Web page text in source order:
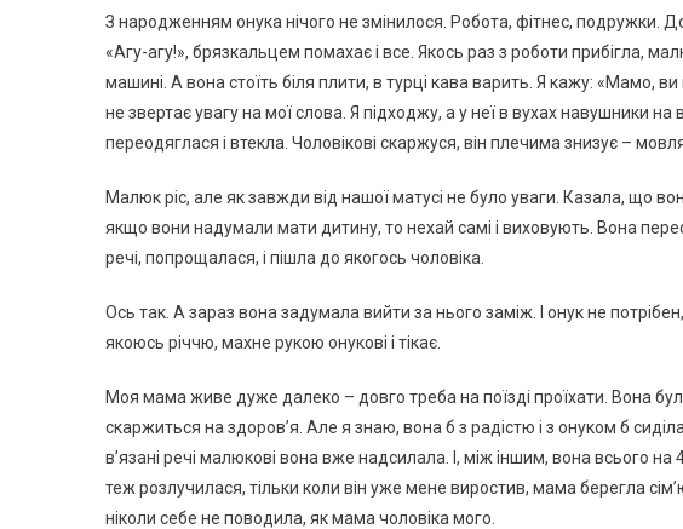
З народженням онука нічого не змінилося. Робота, фітнес, подружки.
«Агу-агу!», брязкальцем помахає і все. Якось раз з роботи прибігла,
машині. А вона стоїть біля плити, в турці кава варить. Я кажу: «Мамо,
не звертає увагу на мої слова. Я підходжу, а у неї в вухах навушники
переодяглася і втекла. Чоловікові скаржуся, він плечима знизує –
Малюк ріс, але як завжди від нашої матусі не було уваги. Казала, що
якщо вони надумали мати дитину, то нехай самі і виховують. Вона
речі, попрощалася, і пішла до якогось чоловіка.
Ось так. А зараз вона задумала вийти за нього заміж. І онук не
якоюсь річчю, махне рукою онукові і тікає.
Моя мама живе дуже далеко – довго треба на поїзді проїхати. Вона
скаржиться на здоров’я. Але я знаю, вона б з радістю і з онуком б
в’язані речі малюкові вона вже надсилала. І, між іншим, вона всього
теж розлучилася, тільки коли він уже мене виростив, мама берегла
ніколи себе не поводила, як мама чоловіка мого.